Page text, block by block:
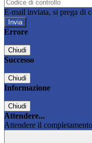
E-mail inviata, si prega di
Errore
Chiudi
Successo
Chiudi
Informazione
Chiudi
Attendere...
Attendere il